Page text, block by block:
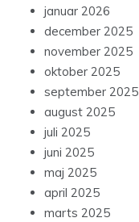
januar 2026
december 2025
november 2025
oktober 2025
september 2025
august 2025
juli 2025
juni 2025
maj 2025
april 2025
marts 2025